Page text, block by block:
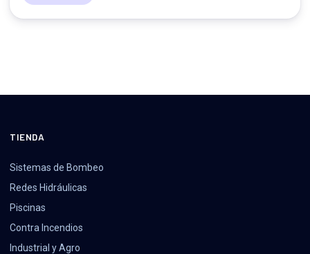
TIENDA
Sistemas de Bombeo
Redes Hidráulicas
Piscinas
Contra Incendios
Industrial y Agro